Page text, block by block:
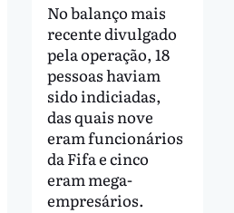
No balanço mais
recente divulgado
pela operação, 18
pessoas haviam
sido indiciadas,
das quais nove
eram funcionários
da Fifa e cinco
eram mega-
empresários.